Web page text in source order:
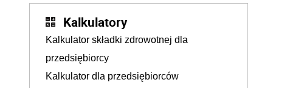
Kalkulatory
Kalkulator składki zdrowotnej dla
przedsiębiorcy
Kalkulator dla przedsiębiorców